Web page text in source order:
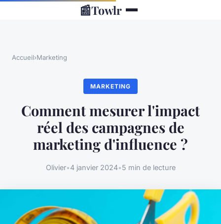
📰Towlr
Accueil›Marketing
MARKETING
Comment mesurer l'impact
réel des campagnes de
marketing d'influence ?
Olivier•4 janvier 2024•5 min de lecture